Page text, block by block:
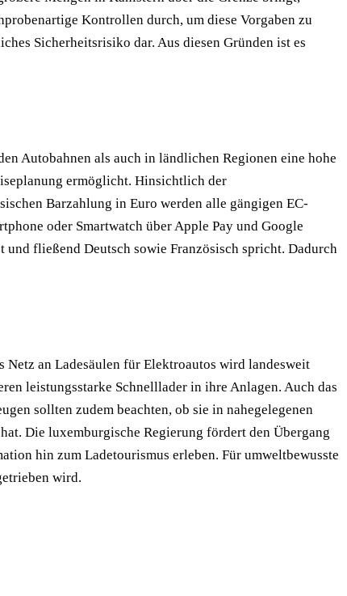
Kontrollen durch, um diese Vorgaben zu
Sicherheitsrisiko dar. Aus diesen Gründen ist es
Autobahnen als auch in ländlichen Regionen eine hohe
ermöglicht. Hinsichtlich der
Barzahlung in Euro werden alle gängigen EC-
oder Smartwatch über Apple Pay und Google
und fließend Deutsch sowie Französisch spricht. Dadurch
an Ladesäulen für Elektroautos wird landesweit
leistungsstarke Schnelllader in ihre Anlagen. Auch das
sollten zudem beachten, ob sie in nahegelegenen
Die luxemburgische Regierung fördert den Übergang
hin zum Ladetourismus erleben. Für umweltbewusste
wird.